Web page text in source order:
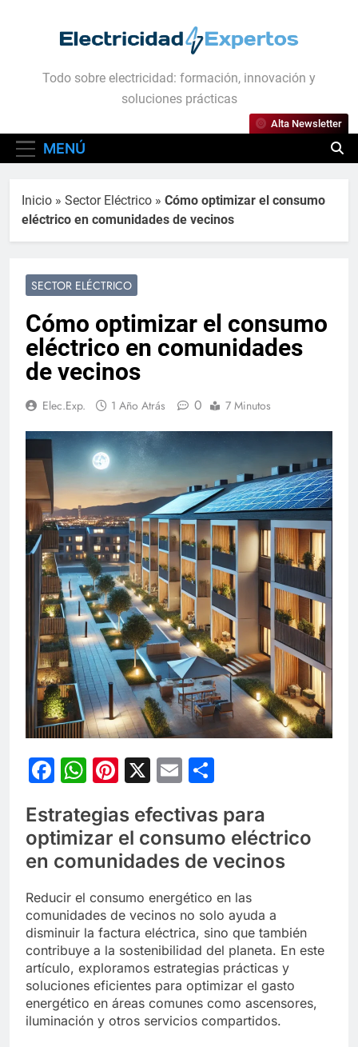
Electricidad Expertos
Todo sobre electricidad: formación, innovación y
soluciones prácticas
MENÚ
Alta Newsletter
Inicio » Sector Eléctrico » Cómo optimizar el consumo
eléctrico en comunidades de vecinos
SECTOR ELÉCTRICO
Cómo optimizar el consumo
eléctrico en comunidades
de vecinos
Elec.Exp. 1 Año Atrás 0 7 Minutos
Facebook
WhatsApp
Pinterest
X Email
Estrategias efectivas para
optimizar el consumo eléctrico
en comunidades de vecinos
Reducir el consumo energético en las
comunidades de vecinos no solo ayuda a
disminuir la factura eléctrica, sino que también
contribuye a la sostenibilidad del planeta. En este
artículo, exploramos estrategias prácticas y
soluciones eficientes para optimizar el gasto
energético en áreas comunes como ascensores,
iluminación y otros servicios compartidos.